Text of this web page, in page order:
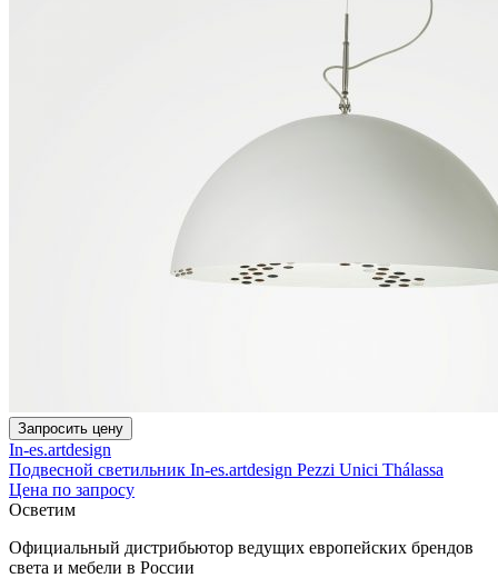
Запросить цену
In-es.artdesign
Подвесной светильник In-es.artdesign Pezzi Unici Thálassa
Цена по запросу
Осветим
Официальный дистрибьютор ведущих европейских брендов
света и мебели в России